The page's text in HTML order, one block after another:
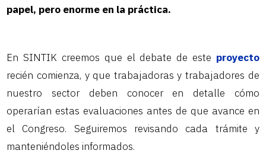
papel, pero enorme en la práctica.
En SINTIK creemos que el debate de este proyecto
recién comienza, y que trabajadoras y trabajadores de
nuestro sector deben conocer en detalle cómo
operarían estas evaluaciones antes de que avance en
el Congreso. Seguiremos revisando cada trámite y
manteniéndoles informados.